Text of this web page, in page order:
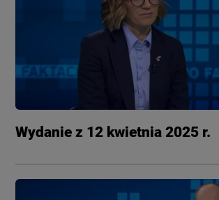
Wydanie z 12 kwietnia 2025 r.